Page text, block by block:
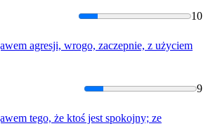
10
agresji, wrogo, zaczepnie, z użyciem
9
tego, że ktoś jest spokojny; ze